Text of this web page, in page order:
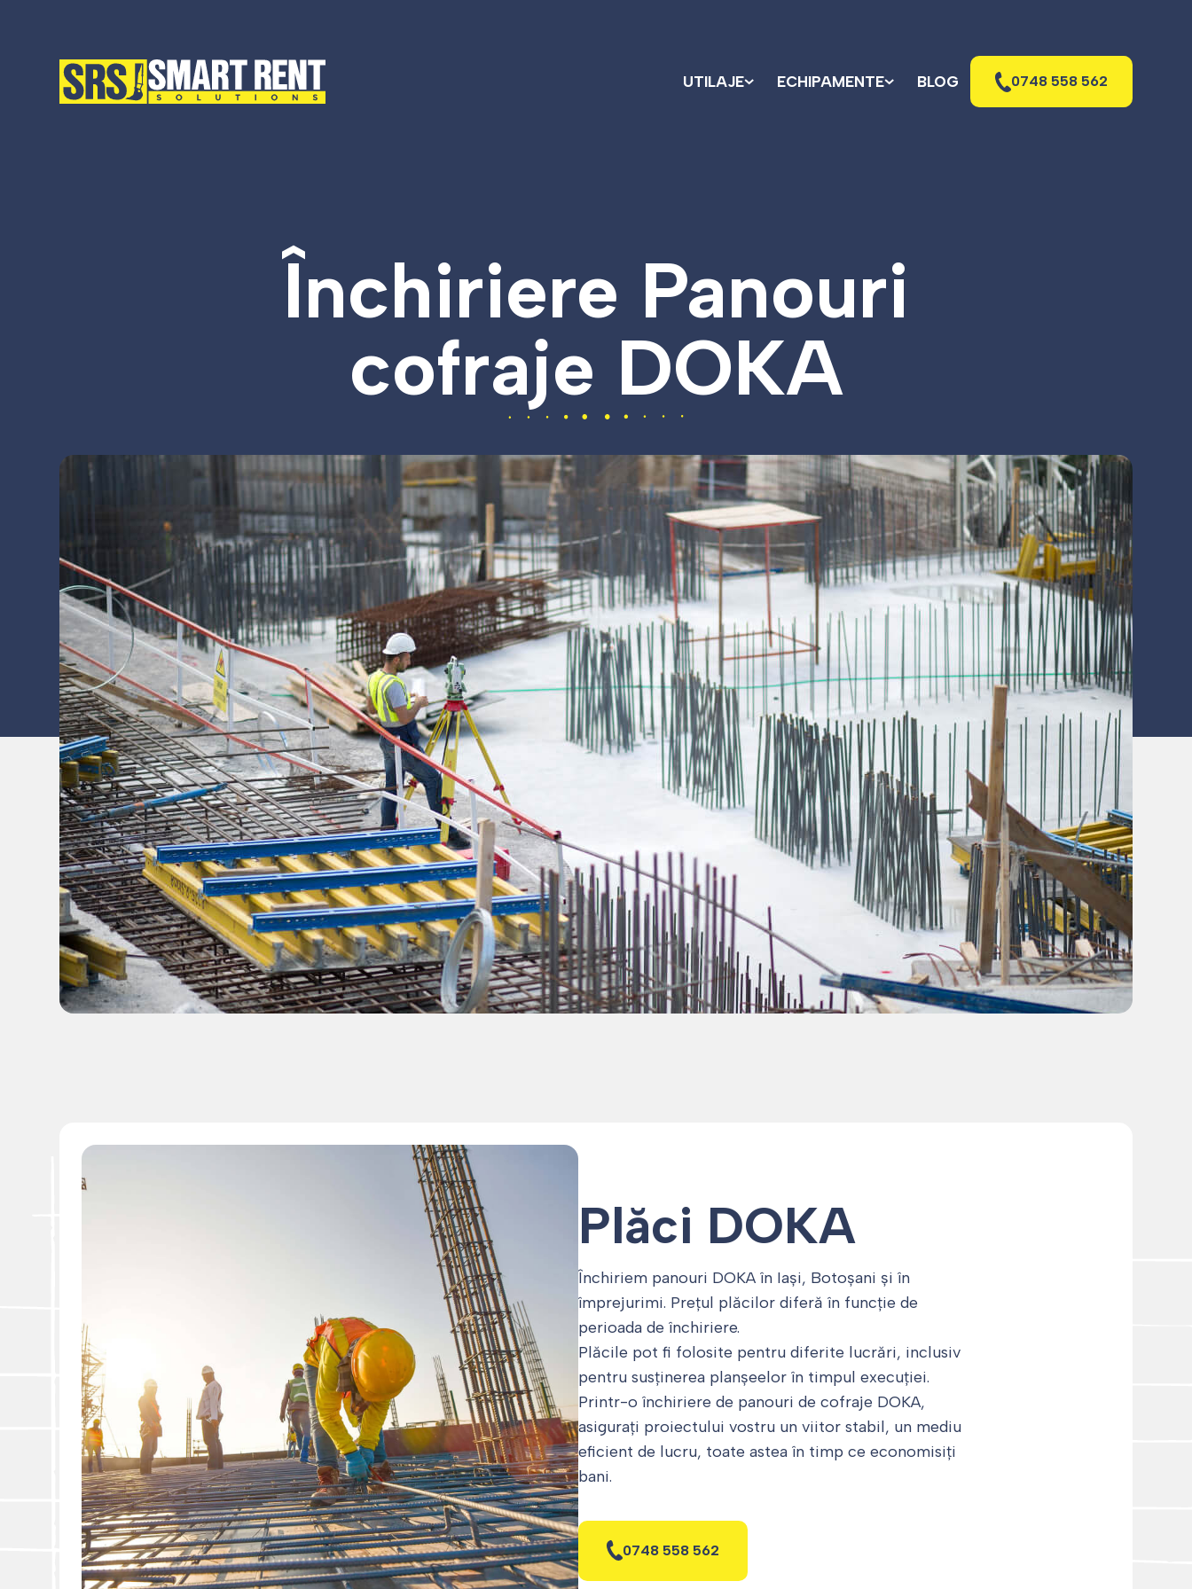
UTILAJE ECHIPAMENTE BLOG 0748 558 562
Închiriere Panouri
cofraje DOKA
Plăci DOKA
Închiriem panouri DOKA în Iași, Botoșani și în
împrejurimi. Prețul plăcilor diferă în funcție de
perioada de închiriere.
Plăcile pot fi folosite pentru diferite lucrări, inclusiv
pentru susținerea planșeelor în timpul execuției.
Printr-o închiriere de panouri de cofraje DOKA,
asigurați proiectului vostru un viitor stabil, un mediu
eficient de lucru, toate astea în timp ce economisiți
bani.
0748 558 562